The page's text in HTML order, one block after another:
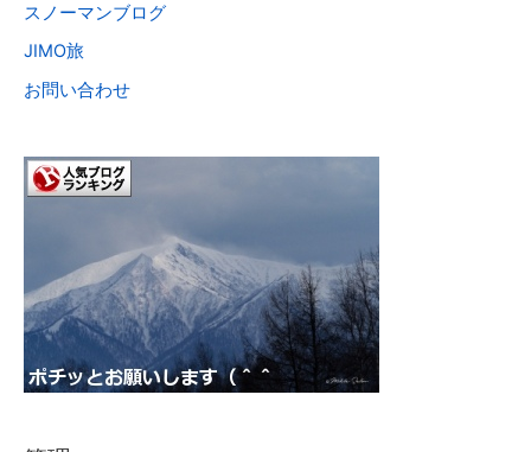
スノーマンブログ
JIMO旅
お問い合わせ